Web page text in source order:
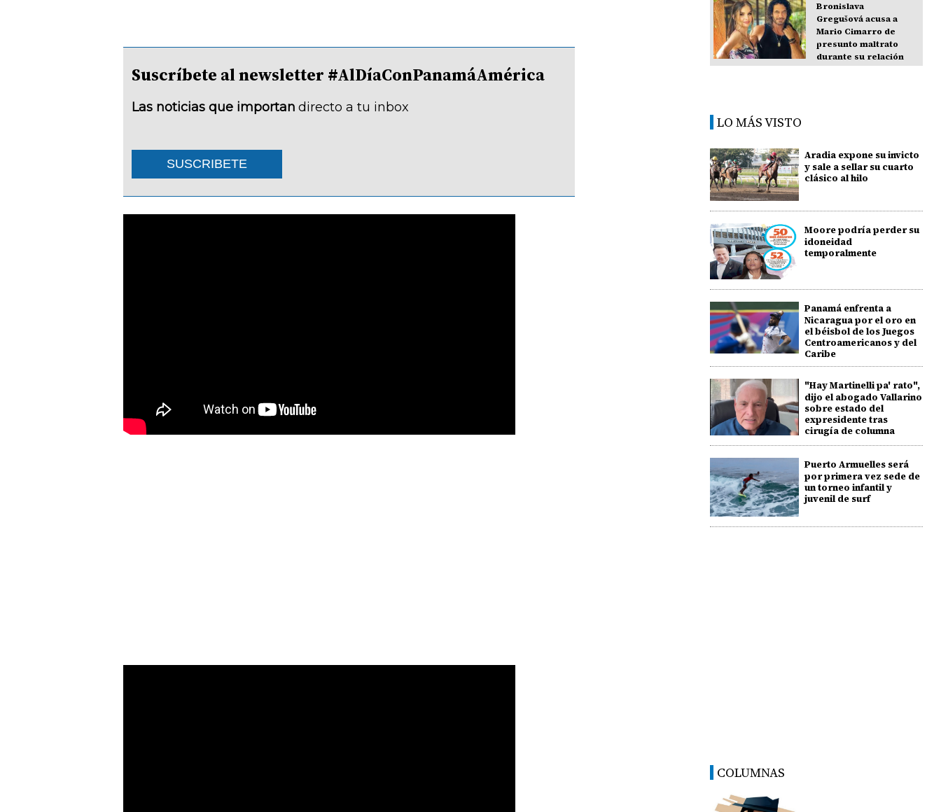
Suscríbete al newsletter #AlDíaConPanamáAmérica
Las noticias que importan directo a tu inbox
SUSCRIBETE
Bronislava
Gregušová acusa a
Mario Cimarro de
presunto maltrato
durante su relación
LO MÁS VISTO
Aradia expone su invicto
y sale a sellar su cuarto
clásico al hilo
Moore podría perder su
idoneidad
temporalmente
Panamá enfrenta a
Nicaragua por el oro en
el béisbol de los Juegos
Centroamericanos y del
Caribe
"Hay Martinelli pa' rato",
dijo el abogado Vallarino
sobre estado del
expresidente tras
cirugía de columna
Puerto Armuelles será
por primera vez sede de
un torneo infantil y
juvenil de surf
COLUMNAS